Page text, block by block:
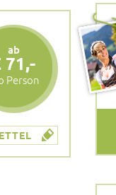
ab
71,-
Person